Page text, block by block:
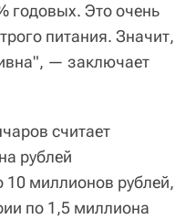
годовых. Это очень
питания. Значит,
— заключает
считает
рублей
миллионов рублей,
по 1,5 миллиона